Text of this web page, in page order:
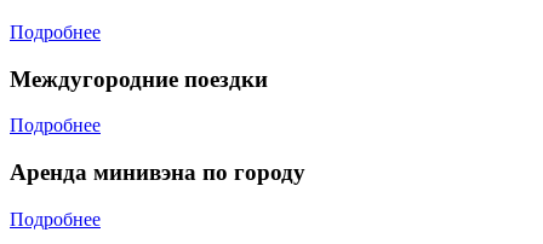
Подробнее
Междугородние поездки
Подробнее
Аренда минивэна по городу
Подробнее